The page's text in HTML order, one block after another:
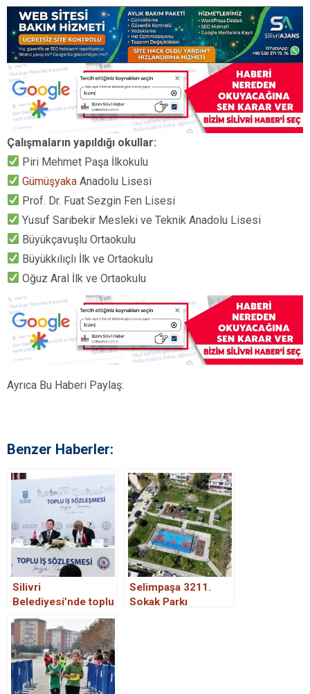
Çalışmaların yapıldığı okullar:
Piri Mehmet Paşa İlkokulu
Gümüşyaka Anadolu Lisesi
Prof. Dr. Fuat Sezgin Fen Lisesi
Yusuf Sarıbekir Mesleki ve Teknik Anadolu Lisesi
Büyükçavuşlu Ortaokulu
Büyükkılıçlı İlk ve Ortaokulu
Oğuz Aral İlk ve Ortaokulu
Ayrıca Bu Haberi Paylaş:
Benzer Haberler:
Silivri
Belediyesi’nde toplu
iş sözleşmesi
yenilendi.
Selimpaşa 3211.
Sokak Parkı